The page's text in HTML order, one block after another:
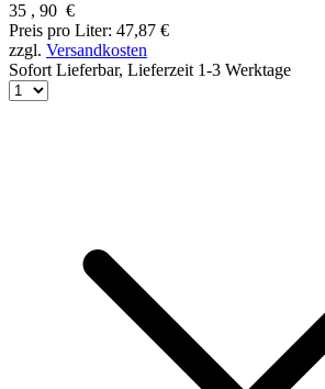
35 , 90 €
Preis pro Liter: 47,87 €
zzgl. Versandkosten
Sofort Lieferbar, Lieferzeit 1-3 Werktage